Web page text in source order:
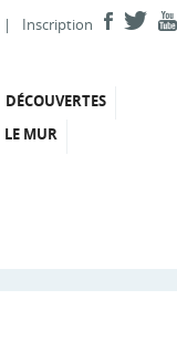
| Inscription
DÉCOUVERTES
LE MUR